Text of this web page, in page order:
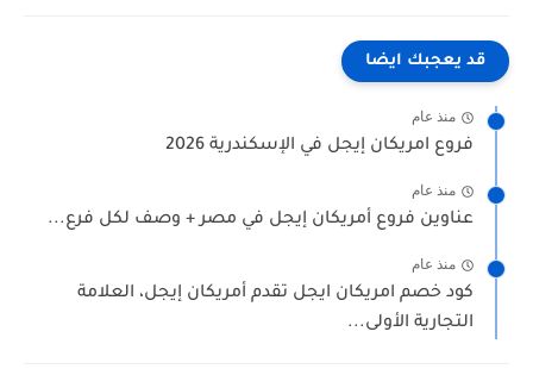
قد يعجبك ايضا
منذ عام
فروع امريكان إيجل في الإسكندرية 2026
منذ عام
عناوين فروع أمريكان إيجل في مصر + وصف لكل فرع...
منذ عام
كود خصم امريكان ايجل تقدم أمريكان إيجل، العلامة
التجارية الأولى...